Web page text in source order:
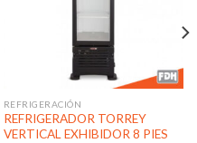
REFRIGERACIÓN
REFRIGERADOR TORREY
VERTICAL EXHIBIDOR 8 PIES